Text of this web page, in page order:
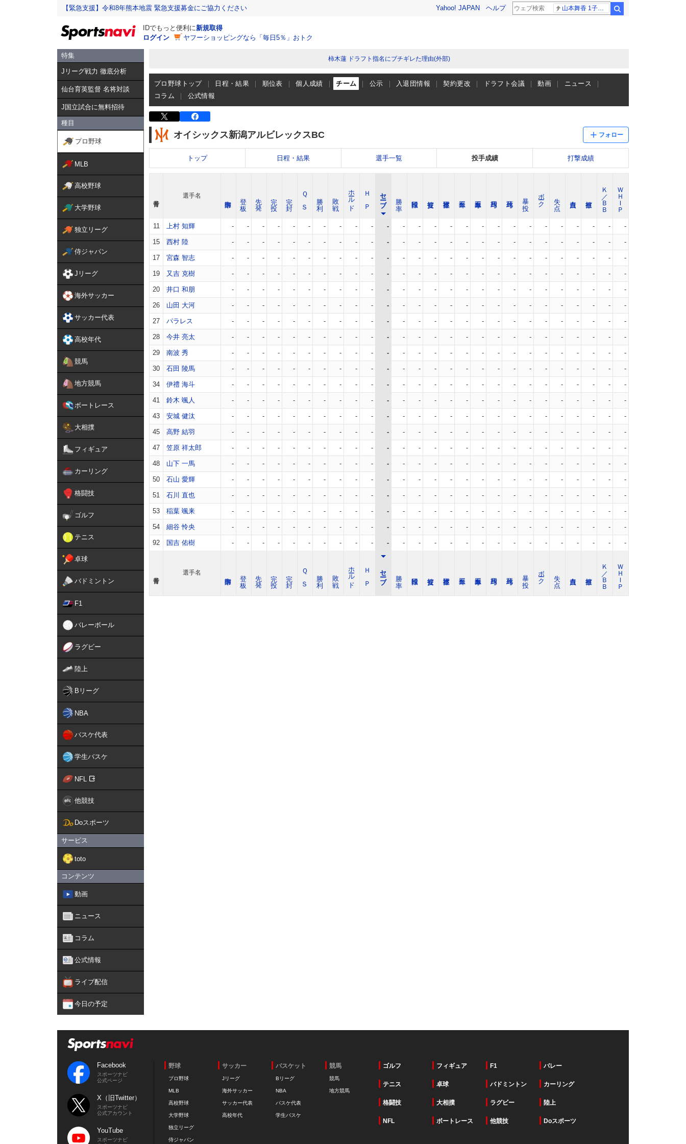
【緊急支援】令和8年熊本地震 緊急支援募金にご協力ください Yahoo! JAPAN ヘルプ
IDでもっと便利に新規取得
ログイン
ヤフーショッピングなら「毎日5％」おトク
特集
Jリーグ戦力 徹底分析
仙台育英監督 名将対談
J国立試合に無料招待
種目
プロ野球
MLB
高校野球
大学野球
独立リーグ
侍ジャパン
Jリーグ
海外サッカー
サッカー代表
高校年代
競馬
地方競馬
ボートレース
大相撲
フィギュア
カーリング
格闘技
ゴルフ
テニス
卓球
バドミントン
F1
バレーボール
ラグビー
陸上
Bリーグ
NBA
バスケ代表
学生バスケ
NFL
他競技
Doスポーツ
サービス
toto
コンテンツ
動画
ニュース
コラム
公式情報
ライブ配信
今日の予定
柿木蓮 ドラフト指名にブチギレた理由(外部)
プロ野球トップ 日程・結果 順位表 個人成績 チーム 公示 入退団情報 契約更改 ドラフト会議 動画
ニュース
コラム
公式情報
オイシックス新潟アルビレックスBC フォロー
トップ 日程・結果 選手一覧 投手成績 打撃成績
選手名 Ｑ Ｓ ホールド Ｈ Ｐ セーブ ボーク Ｋ／ＢＢ ＷＨＩＰ
11 上村 知輝 - - - - - - - - - - - - - - - - - - - - - - - - - -
15 西村 陸 - - - - - - - - - - - - - - - - - - - - - - - - - -
17 宮森 智志 - - - - - - - - - - - - - - - - - - - - - - - - - -
19 又吉 克樹 - - - - - - - - - - - - - - - - - - - - - - - - - -
20 井口 和朋 - - - - - - - - - - - - - - - - - - - - - - - - - -
26 山田 大河 - - - - - - - - - - - - - - - - - - - - - - - - - -
27 パラレス - - - - - - - - - - - - - - - - - - - - - - - - - -
28 今井 亮太 - - - - - - - - - - - - - - - - - - - - - - - - - -
29 南波 秀 - - - - - - - - - - - - - - - - - - - - - - - - - -
30 石田 陵馬 - - - - - - - - - - - - - - - - - - - - - - - - - -
34 伊禮 海斗 - - - - - - - - - - - - - - - - - - - - - - - - - -
41 鈴木 颯人 - - - - - - - - - - - - - - - - - - - - - - - - - -
43 安城 健汰 - - - - - - - - - - - - - - - - - - - - - - - - - -
45 高野 結羽 - - - - - - - - - - - - - - - - - - - - - - - - - -
47 笠原 祥太郎 - - - - - - - - - - - - - - - - - - - - - - - - - -
48 山下 一馬 - - - - - - - - - - - - - - - - - - - - - - - - - -
50 石山 愛輝 - - - - - - - - - - - - - - - - - - - - - - - - - -
51 石川 直也 - - - - - - - - - - - - - - - - - - - - - - - - - -
53 稲葉 颯来 - - - - - - - - - - - - - - - - - - - - - - - - - -
54 細谷 怜央 - - - - - - - - - - - - - - - - - - - - - - - - - -
92 国吉 佑樹 - - - - - - - - - - - - - - - - - - - - - - - - - -
選手名 Ｑ Ｓ ホールド Ｈ Ｐ セーブ ボーク Ｋ／ＢＢ ＷＨＩＰ
Facebook
スポーツナビ
公式ページ
X（旧Twitter）
スポーツナビ
公式アカウント
YouTube
スポーツナビ
野球
プロ野球
MLB
高校野球
大学野球
独立リーグ
侍ジャパン
サッカー
Jリーグ
海外サッカー
サッカー代表
高校年代
バスケット
Bリーグ
NBA
バスケ代表
学生バスケ
競馬
競馬
地方競馬
ゴルフ フィギュア F1 バレー
テニス 卓球 バドミントン カーリング
格闘技 大相撲 ラグビー 陸上
NFL ボートレース 他競技 Doスポーツ